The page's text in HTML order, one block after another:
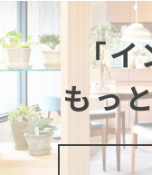
「
もっ